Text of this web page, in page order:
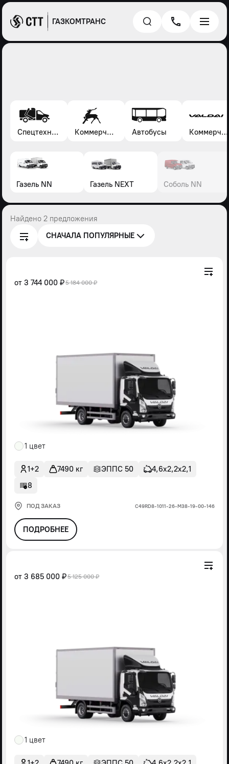
ГАЗКОМТРАНС
Спецтехника* Коммерческие автомобили Газель, Соболь, Газон Автобусы Коммерческие автомобили Валдай
Газель NN Газель NEXT Соболь NN
Найдено 2 предложения
СНАЧАЛА ПОПУЛЯРНЫЕ
от 3 744 000 ₽5 184 000 ₽
1 цвет
1+2 7490 кг ЭППС 50
4,6х2,2х2,1
8
ПОД ЗАКАЗ С49RD8-1011-26-М38-19-00-146
ПОДРОБНЕЕ
от 3 685 000 ₽5 125 000 ₽
1 цвет